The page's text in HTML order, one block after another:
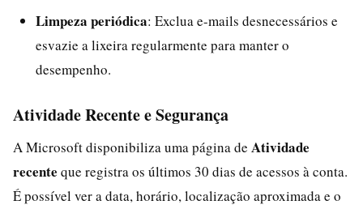
Limpeza periódica: Exclua e-mails desnecessários e
esvazie a lixeira regularmente para manter o
desempenho.
Atividade Recente e Segurança
A Microsoft disponibiliza uma página de Atividade
recente que registra os últimos 30 dias de acessos à conta.
É possível ver a data, horário, localização aproximada e o